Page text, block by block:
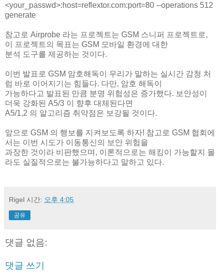
<your_passwd>:host=reflextor.com:port=80 --operations 512
generate
참고로 Airprobe 라는 프로젝트는 GSM 스니퍼 프로젝트로,
이 프로젝트의 목표는 GSM 모바일 환경에 대한
분석 도구를 제공하는 것이다.
이번 발표로 GSM 암호해독이 우리가 말하는 실시간 감청 처
럼 바로 이어지기는 힘들다. 다만, 암호 해독이
가능하다고 발표된 만큼 분명 위험성은 증가했다. 보안성이
더욱 강화된 A5/3 이 향후 대체된다면
A5/1,2 의 알고리즘 취약점은 보강될 것이다.
앞으로 GSM 의 행보를 지켜보도록 하자! 참고로 GSM 협회에
서는 이번 시도가 이동통신의 보안 위험을
과장한 것이라 비판했으며, 이론적으로는 해킹이 가능할지 몰
라도 실질적으로는 불가능하다고 말하고 있다.
Rigel 시간: 오후 4:05
공유
댓글 없음:
댓글 쓰기